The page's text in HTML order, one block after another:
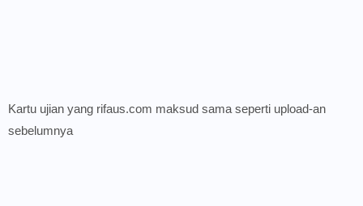
Kartu ujian yang rifaus.com maksud sama seperti upload-an
sebelumnya